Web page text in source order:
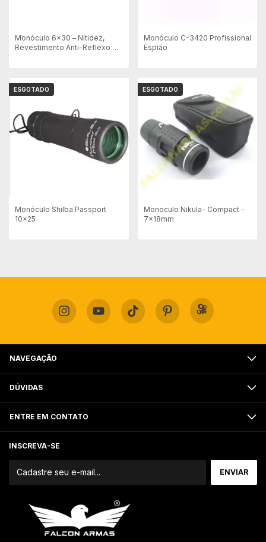
Monóculo 6x30 – Nitidez,
Revestimento Anti-Reflexo e
Monóculo C-3420 Profissional
Espião
ESGOTADO
Monóculo Shilba Passport
10x25
ESGOTADO
Monoculo Nikula- Compact -
7x18mm
NAVEGAÇÃO
DÚVIDAS
ENTRE EM CONTATO
INSCREVA-SE